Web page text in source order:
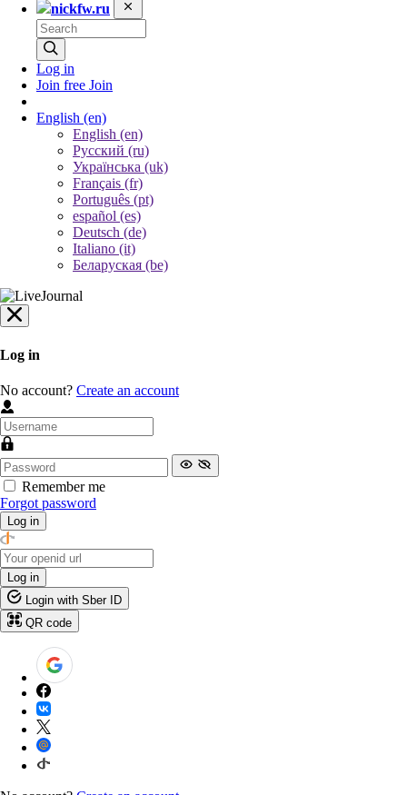
nickfw.ru
Log in
Join free Join
English (en)
English (en)
Русский (ru)
Українська (uk)
Français (fr)
Português (pt)
español (es)
Deutsch (de)
Italiano (it)
Беларуская (be)
Log in
No account? Create an account
Remember me
Forgot password
Log in
Log in
Login with Sber ID
QR code